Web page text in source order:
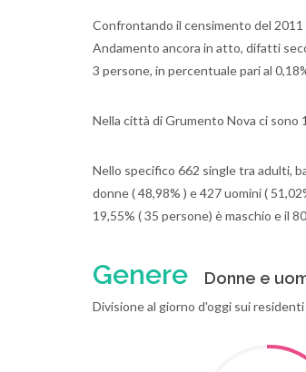
Confrontando il censimento del 2011
Andamento ancora in atto, difatti
3 persone, in percentuale pari al
Nella città di Grumento Nova ci sono
Nello specifico 662 single tra adulti,
donne ( 48,98% ) e 427 uomini (
19,55% ( 35 persone) è maschio e il
Genere Donne e
Divisione al giorno d'oggi sui